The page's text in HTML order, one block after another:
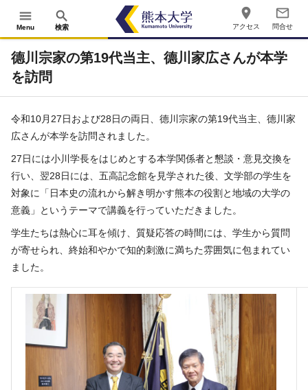
menu
Menu
search
検索
place
アクセス
mail_outline
問合せ
德川宗家の第19代当主、德川家広さんが本学
を訪問
令和10月27日および28日の両日、德川宗家の第19代当主、德川家
広さんが本学を訪問されました。
27日には小川学長をはじめとする本学関係者と懇談・意見交換を
行い、翌28日には、五高記念館を見学された後、文学部の学生を
対象に「日本史の流れから解き明かす熊本の役割と地域の大学の
意義」というテーマで講義を行っていただきました。
学生たちは熱心に耳を傾け、質疑応答の時間には、学生から質問
が寄せられ、終始和やかで知的刺激に満ちた雰囲気に包まれてい
ました。